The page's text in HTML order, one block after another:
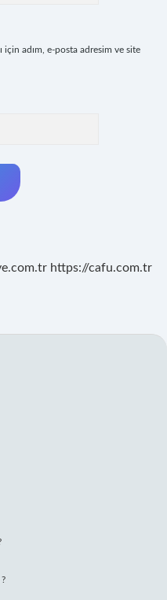
için adım, e-posta adresim ve site
https://cafu.com.tr